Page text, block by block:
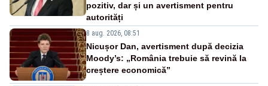
pozitiv, dar și un avertisment pentru
autorități
8 aug. 2026, 08:51
Nicușor Dan, avertisment după decizia
Moody’s: „România trebuie să revină la
creștere economică”